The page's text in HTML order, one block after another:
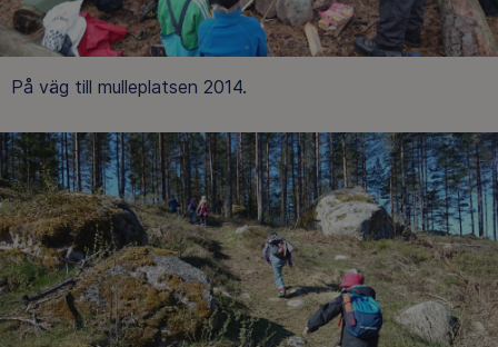
På väg till mulleplatsen 2014.